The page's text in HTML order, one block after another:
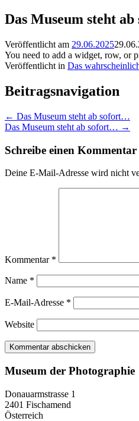
Das Museum steht
Veröffentlicht am 29.06.2025
You need to add a widget, row, or
Veröffentlicht in Das
Beitragsnavigation
← Das Museum steht ab sofort…
Das Museum steht ab sofort… →
Schreibe einen Kommentar
Deine E-Mail-Adresse wird nicht
Kommentar *
Name *
E-Mail-Adresse *
Website
Museum der Photographie
Donauarmstrasse 1
2401 Fischamend
Österreich